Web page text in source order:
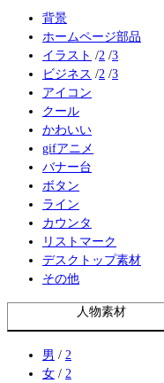
背景
ホームページ部品
イラスト /2 /3
ビジネス /2 /3
アイコン
クール
かわいい
gifアニメ
バナー台
ボタン
ライン
カウンタ
リストマーク
デスクトップ素材
その他
人物素材
男 / 2
女 / 2